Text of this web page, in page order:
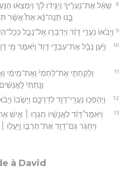
8
שְׁאַ֨ל אֶת־נְעָרֶ֜יךָ וְיַגִּ֣ידוּ לָ֗ךְ וְיִמְצְא֨וּ
בָּ֑נוּ תְּנָה־נָּ֗א אֵת֩ אֲשֶׁ֨ר
9 וַיָּבֹ֙אוּ֙ נַעֲרֵ֣י דָוִ֔ד וַיְדַבְּר֧וּ אֶל־נָבָ֛ל
10
וַיַּ֨עַן נָבָ֜ל אֶת־עַבְדֵ֤י דָוִד֙ וַיֹּ֔אמֶר מִ֥י
11
וְלָקַחְתִּ֤י אֶת־לַחְמִי֙ וְאֶת־מֵימַ֔י
וְנָֽתַתִּי֙
12 וַיַּהַפְכ֥וּ נַעֲרֵֽי־דָוִ֖ד לְדַרְכָּ֑ם וַיָּשֻׁ֙בוּ֙
13
וַיֹּאמֶר֩ דָּוִ֨ד לַאֲנָשָׁ֜יו חִגְר֣וּ ׀ אִ֣ישׁ
וַיַּחְגֹּ֥ר גַּם־דָּוִ֖ד אֶת־חַרְבּ֑וֹ
à David